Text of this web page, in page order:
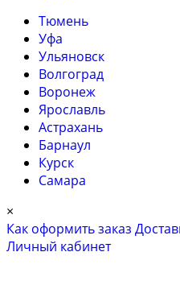
Тюмень
Уфа
Ульяновск
Волгоград
Воронеж
Ярославль
Астрахань
Барнаул
Курск
Самара
×
Как оформить заказ
Личный кабинет